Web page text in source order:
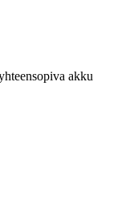
akku